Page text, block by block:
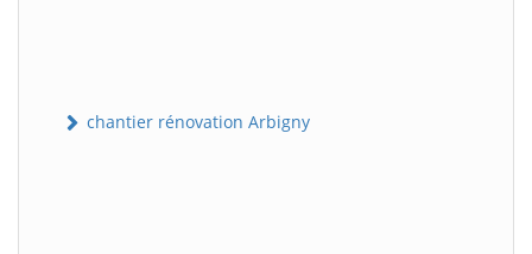
chantier rénovation Arbigny